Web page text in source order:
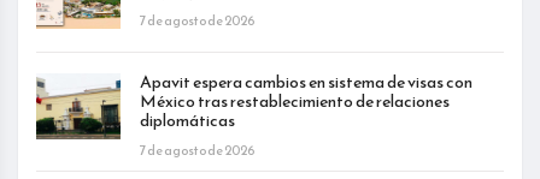
7 de agosto de 2026
Apavit espera cambios en sistema de visas con
México tras restablecimiento de relaciones
diplomáticas
7 de agosto de 2026